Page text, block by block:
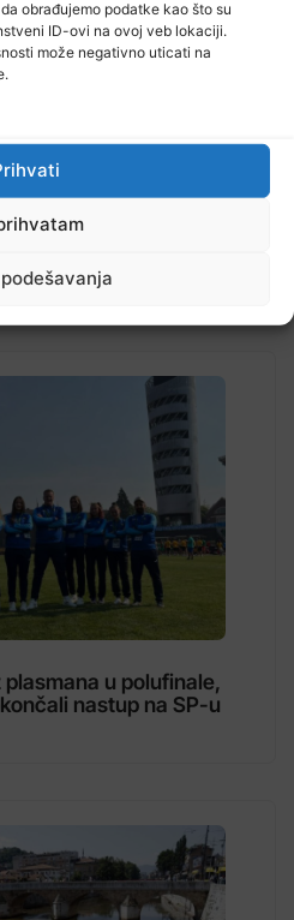
obrađujemo podatke kao što su
ID-ovi na ovoj veb lokaciji.
može negativno uticati na
u polufinale,
nastup na SP-u